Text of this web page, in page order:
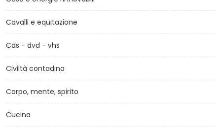
Cavalli e equitazione
Cds - dvd - vhs
Civiltà contadina
Corpo, mente, spirito
Cucina